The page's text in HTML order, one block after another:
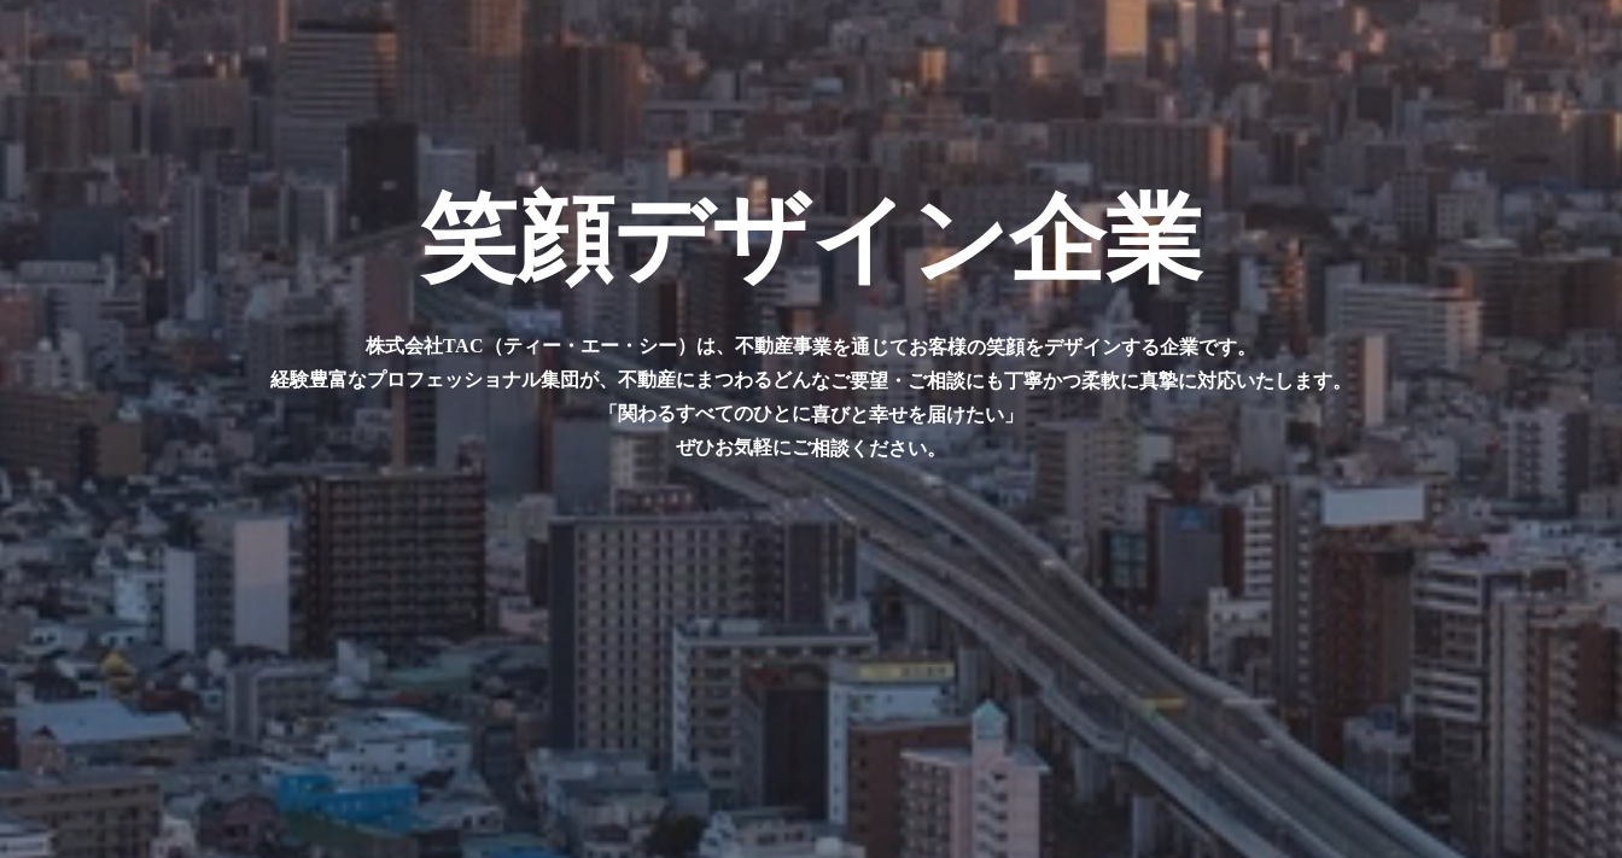
笑顔デザイン企業
株式会社TAC（ティー・エー・シー）は、不動産事業を通じてお客様の笑顔をデザインする企業です。
経験豊富なプロフェッショナル集団が、不動産にまつわるどんなご要望・ご相談にも丁寧かつ柔軟に真摯に対応いたします。
「関わるすべてのひとに喜びと幸せを届けたい」
ぜひお気軽にご相談ください。